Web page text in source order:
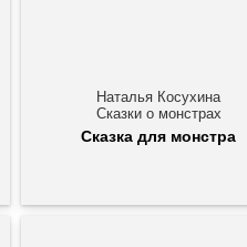
Наталья Косухина
Сказки о монстрах
Сказка для монстра